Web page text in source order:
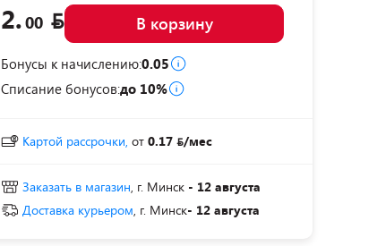
2.00 В корзину
Бонусы к начислению:0.05
Списание бонусов:до 10%
Картой рассрочки, от 0.17 /мес
Заказать в магазин, г. Минск - 12 августа
Доставка курьером, г. Минск- 12 августа